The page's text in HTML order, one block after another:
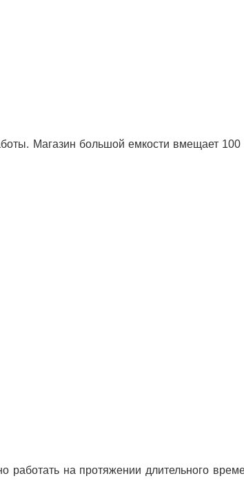
Магазин большой емкости вмещает 100
работать на протяжении длительного